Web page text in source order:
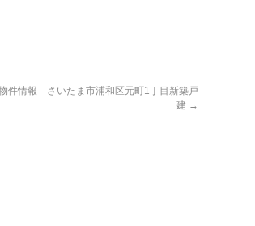
件情報 さいたま市浦和区元町1丁目新築戸
建 →